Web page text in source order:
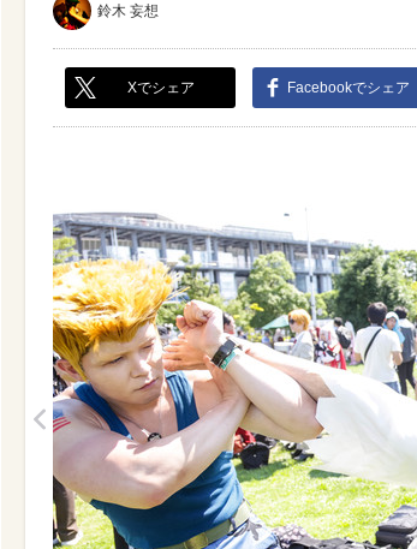
鈴木 妄想
Xでシェア Facebookでシェア